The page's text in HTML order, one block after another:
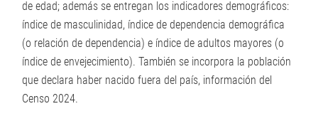
de edad; además se entregan los indicadores demográficos:
índice de masculinidad, índice de dependencia demográfica
(o relación de dependencia) e índice de adultos mayores (o
índice de envejecimiento). También se incorpora la población
que declara haber nacido fuera del país, información del
Censo 2024.